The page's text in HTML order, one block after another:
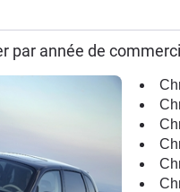
par année de